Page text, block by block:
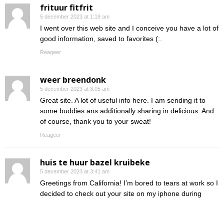
frituur fitfrit
5 december 2023 at 1:19 am
I went over this web site and I conceive you have a lot of
good information, saved to favorites (:.
Reageer
weer breendonk
5 december 2023 at 3:05 am
Great site. A lot of useful info here. I am sending it to
some buddies ans additionally sharing in delicious. And
of course, thank you to your sweat!
Reageer
huis te huur bazel kruibeke
5 december 2023 at 3:41 am
Greetings from California! I’m bored to tears at work so I
decided to check out your site on my iphone during